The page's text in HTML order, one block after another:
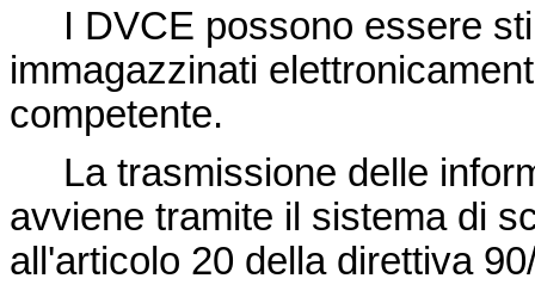
I DVCE possono essere
immagazzinati
competente.
La trasmissione delle
avviene tramite il sistema di
all'articolo 20 della direttiva